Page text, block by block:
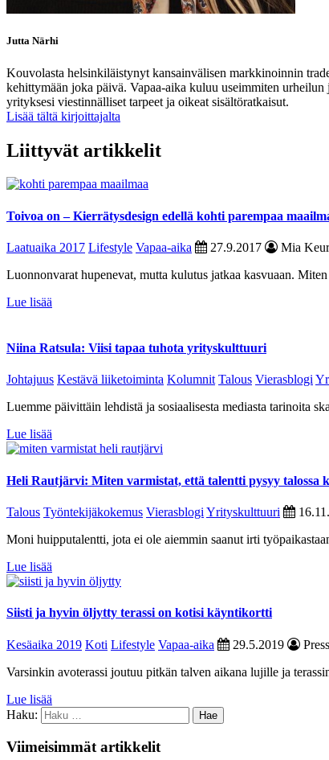
Jutta Närhi
Kouvolasta helsinkiläistynyt kansainvälisen markkinoinnin
kehittymään joka päivä. Vapaa-aika kuluu useimmiten
yrityksesi viestinnälliset tarpeet ja oikeat sisältöratkaisut.
Lisää tältä kirjoittajalta
Liittyvät artikkelit
Toivoa on – Kierrätysdesign edellä kohti parempaa
Laatuaika 2017 Lifestyle Vapaa-aika 27.9.2017
Mia
Luonnonvarat hupenevat, mutta kulutus jatkaa kasvuaan.
Lue lisää
Niina Ratsula: Viisi tapaa tuhota yrityskulttuuri
Johtajuus Kestävä liiketoiminta Kolumnit Talous Vierasblogi
Luemme päivittäin lehdistä ja sosiaalisesta mediasta tarinoita
Lue lisää
Heli Rautjärvi: Miten varmistat, että talentti pysyy talossa
Talous Työntekijäkokemus Vierasblogi Yrityskulttuuri
Moni huipputalentti, jota ei ole aiemmin saanut irti
Lue lisää
Siisti ja hyvin öljytty terassi on kotisi käyntikortti
Kesäaika 2019 Koti Lifestyle Vapaa-aika 29.5.2019
Varsinkin avoterassi joutuu pitkän talven aikana lujille ja
Lue lisää
Haku:
Viimeisimmät artikkelit